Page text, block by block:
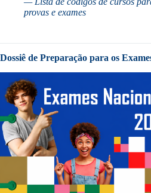
provas e exames
Dossiê de Preparação para os